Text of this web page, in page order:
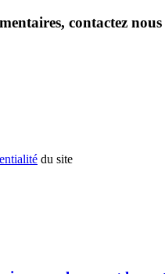
contactez nous
du site